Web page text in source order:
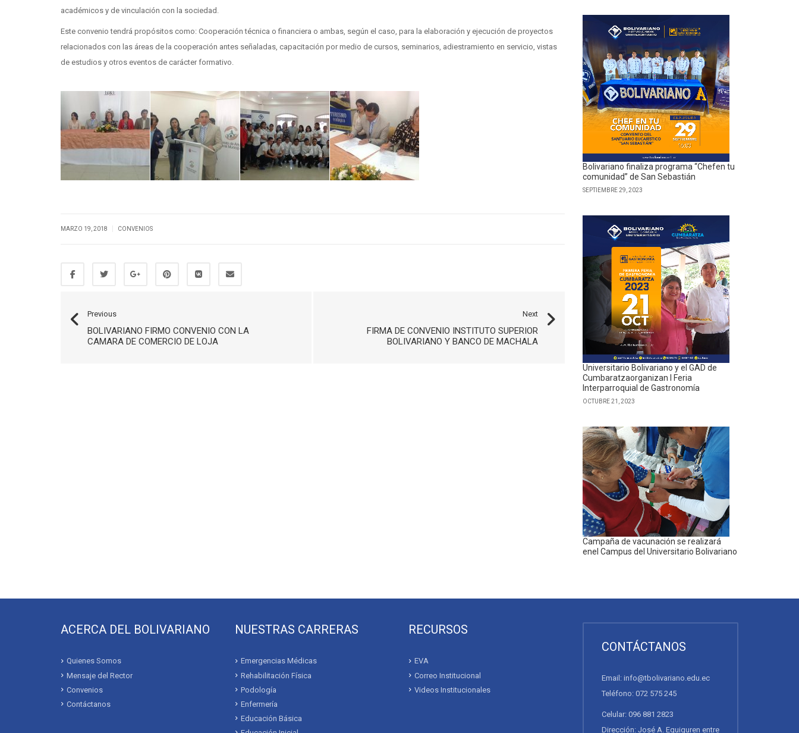
académicos y de vinculación con la sociedad.
Este convenio tendrá propósitos como: Cooperación técnica o financiera o ambas, según el caso, para la elaboración y ejecución de proyectos
relacionados con las áreas de la cooperación antes señaladas, capacitación por medio de cursos, seminarios, adiestramiento en servicio, vistas
de estudios y otros eventos de carácter formativo.
MARZO 19, 2018 CONVENIOS
Previous
BOLIVARIANO FIRMO CONVENIO CON LA
CAMARA DE COMERCIO DE LOJA
Next
FIRMA DE CONVENIO INSTITUTO SUPERIOR
BOLIVARIANO Y BANCO DE MACHALA
Bolivariano finaliza programa “Chefen tu
comunidad” de San Sebastián
SEPTIEMBRE 29, 2023
Universitario Bolivariano y el GAD de
Cumbaratzaorganizan I Feria
Interparroquial de Gastronomía
OCTUBRE 21, 2023
Campaña de vacunación se realizará
enel Campus del Universitario Bolivariano
ACERCA DEL BOLIVARIANO
Quienes Somos
Mensaje del Rector
Convenios
Contáctanos
NUESTRAS CARRERAS
Emergencias Médicas
Rehabilitación Física
Podología
Enfermería
Educación Básica
RECURSOS
EVA
Correo Institucional
Videos Institucionales
CONTÁCTANOS
Email: info@tbolivariano.edu.ec
Teléfono: 072 575 245
Celular: 096 881 2823
Dirección: José A. Eguiguren entre